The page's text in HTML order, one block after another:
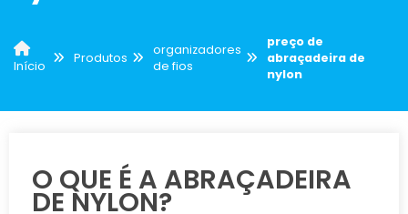
Início
Produtos
organizadores
de fios
preço de
abraçadeira de
nylon
O QUE É A ABRAÇADEIRA
DE NYLON?